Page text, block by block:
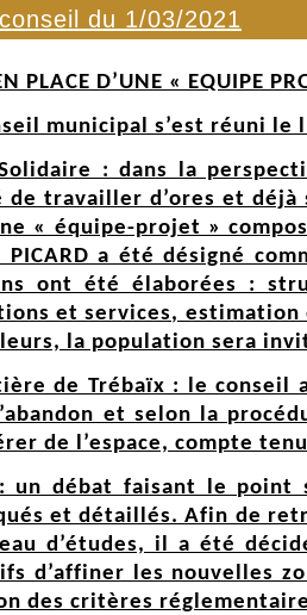
du 1/03/2021
PLACE D’UNE « EQUIPE
municipal s’est réuni le
: dans la
de travailler d’ores et
« équipe-projet »
PICARD a été désigné
ont été élaborées :
et services,
la population sera
de Trébaïx : le conseil
et selon la
de l’espace, compte
un débat faisant le point
et détaillés. Afin de
d’études, il a été
d’affiner les nouvelles
des critères